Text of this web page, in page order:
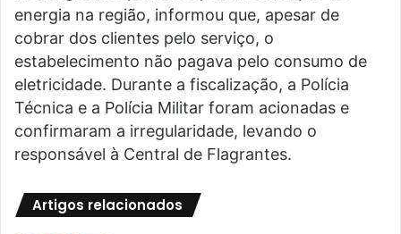
energia na região, informou que, apesar de
cobrar dos clientes pelo serviço, o
estabelecimento não pagava pelo consumo de
eletricidade. Durante a fiscalização, a Polícia
Técnica e a Polícia Militar foram acionadas e
confirmaram a irregularidade, levando o
responsável à Central de Flagrantes.
Artigos relacionados